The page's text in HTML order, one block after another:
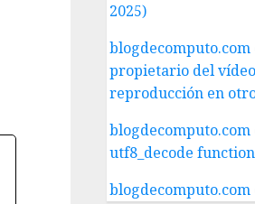
2025)
blogdecomputo.com
propietario del
reproducción en
blogdecomputo.com
utf8_decode
blogdecomputo.com